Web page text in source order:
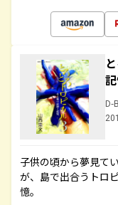
D-
子供の頃から夢見て
が、島で出合うトロ
憶。